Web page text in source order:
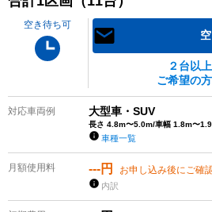
空き待ち可
２台以
ご希望の
対応車両例 大型車・SUV
長さ 4.8m〜5.0m/車幅 1.8m〜
車種一覧
月額使用料 ---円 お申し込み後にご確
内訳